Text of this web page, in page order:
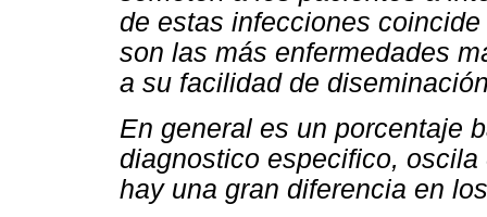
de estas infecciones
son las más enfermedades
a su facilidad de
En general es un porcentaje
diagnostico especifico,
hay una gran diferencia en